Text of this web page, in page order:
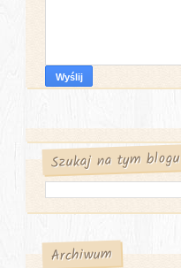
Szukaj na tym blogu
Archiwum